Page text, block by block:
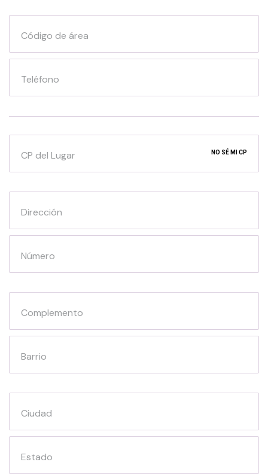
Código de área
Teléfono
CP del Lugar NO SÉ MI CP
Dirección
Número
Complemento
Barrio
Ciudad
Estado